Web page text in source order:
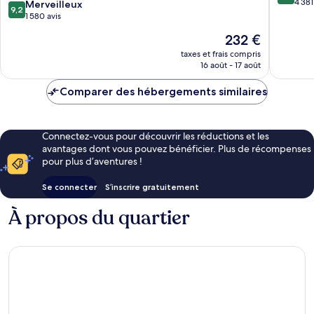
ville
9.2
sur
9,2 Merveilleux
1 580 avis
Le
nouveau
prix
de
232 €
taxes et frais compris
16 août - 17 août
Comparer des hébergements similaires
Connectez-vous pour découvrir les réductions et les
avantages dont vous pouvez bénéficier. Plus de récompenses
pour plus d’aventures !
Se connecter S’inscrire gratuitement
À propos du quartier